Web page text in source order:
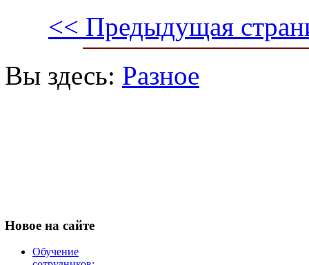
<< Предыдущая
Вы здесь: Разное
Новое на сайте
Обучение